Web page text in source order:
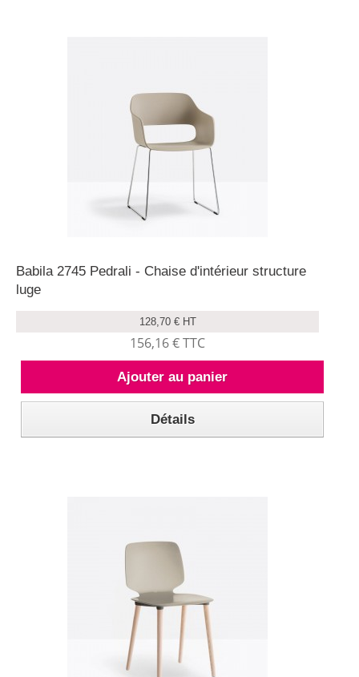
Babila 2745 Pedrali - Chaise d'intérieur structure
luge
128,70 € HT
156,16 € TTC
Ajouter au panier
Détails